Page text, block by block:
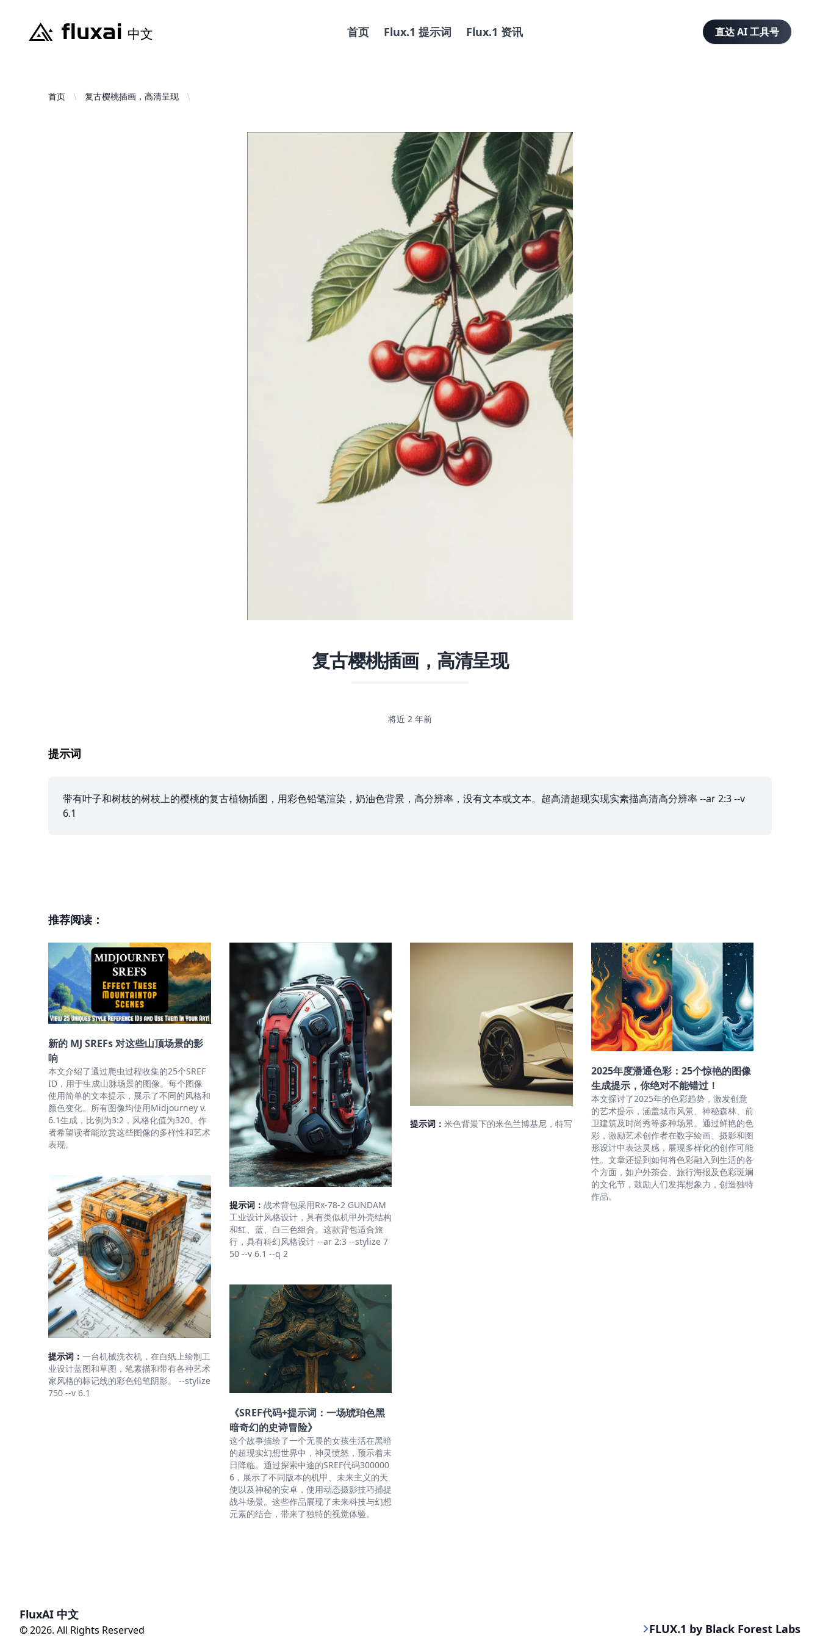
首页 Flux.1 提示词 Flux.1 资讯 直达 AI 工具号
首页 复古樱桃插画，高清呈现
复古樱桃插画，高清呈现
将近 2 年前
提示词
带有叶子和树枝的树枝上的樱桃的复古植物插图，用彩色铅笔渲染，奶油色背景，高分辨率，没有文本或文本。超高清超现实现实素描高清高分辨率 --ar 2:3 --v
6.1
推荐阅读：
新的 MJ SREFs 对这些山顶场景的影
响
本文介绍了通过爬虫过程收集的25个SREF
ID，用于生成山脉场景的图像。每个图像
使用简单的文本提示，展示了不同的风格和
颜色变化。所有图像均使用Midjourney v.
6.1生成，比例为3:2，风格化值为320。作
者希望读者能欣赏这些图像的多样性和艺术
表现。
提示词： 一台机械洗衣机，在白纸上绘制工
业设计蓝图和草图，笔素描和带有各种艺术
家风格的标记线的彩色铅笔阴影。 --stylize
750 --v 6.1
提示词： 战术背包采用Rx-78-2 GUNDAM
工业设计风格设计，具有类似机甲外壳结构
和红、蓝、白三色组合。这款背包适合旅
行，具有科幻风格设计 --ar 2:3 --stylize 7
50 --v 6.1 --q 2
《SREF代码+提示词：一场琥珀色黑
暗奇幻的史诗冒险》
这个故事描绘了一个无畏的女孩生活在黑暗
的超现实幻想世界中，神灵愤怒，预示着末
日降临。通过探索中途的SREF代码300000
6，展示了不同版本的机甲、未来主义的天
使以及神秘的安卓，使用动态摄影技巧捕捉
战斗场景。这些作品展现了未来科技与幻想
元素的结合，带来了独特的视觉体验。
提示词： 米色背景下的米色兰博基尼，特写
2025年度潘通色彩：25个惊艳的图像
生成提示，你绝对不能错过！
本文探讨了2025年的色彩趋势，激发创意
的艺术提示，涵盖城市风景、神秘森林、前
卫建筑及时尚秀等多种场景。通过鲜艳的色
彩，激励艺术创作者在数字绘画、摄影和图
形设计中表达灵感，展现多样化的创作可能
性。文章还提到如何将色彩融入到生活的各
个方面，如户外茶会、旅行海报及色彩斑斓
的文化节，鼓励人们发挥想象力，创造独特
作品。
FluxAI 中文
© 2026. All Rights Reserved FLUX.1 by Black Forest Labs